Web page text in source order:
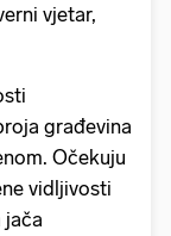
vjetar,
građevina
Očekuju
vidljivosti
jača